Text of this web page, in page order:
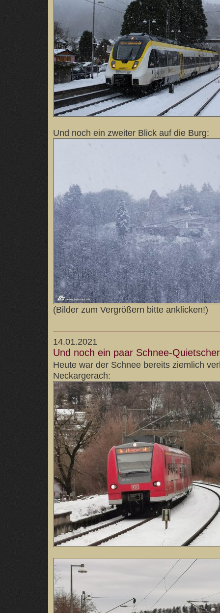
Und noch ein zweiter Blick auf die Burg:
(Bilder zum Vergrößern bitte anklicken!)
14.01.2021
Und noch ein paar Schnee-Quietscher
Heute war der Schnee bereits ziemlich
Neckargerach: